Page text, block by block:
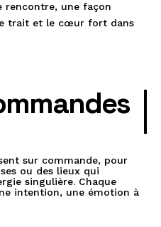
rencontre, une façon
trait et le cœur fort dans
sur commande, pour
ou des lieux qui
singulière. Chaque
intention, une émotion à